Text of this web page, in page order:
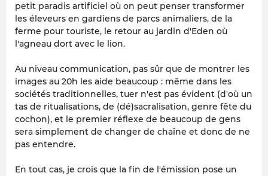
petit paradis artificiel où on peut penser transformer
les éleveurs en gardiens de parcs animaliers, de la
ferme pour touriste, le retour au jardin d'Eden où
l'agneau dort avec le lion.
Au niveau communication, pas sûr que de montrer les
images au 20h les aide beaucoup : même dans les
sociétés traditionnelles, tuer n'est pas évident (d'où un
tas de ritualisations, de (dé)sacralisation, genre fête du
cochon), et le premier réflexe de beaucoup de gens
sera simplement de changer de chaîne et donc de ne
pas entendre.
En tout cas, je crois que la fin de l'émission pose un